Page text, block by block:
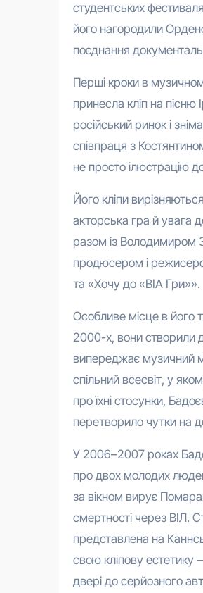
студентських
його нагородили
поєднання
Перші кроки в
принесла кліп на
російський ринок і
співпраця з
не просто ілюстрацію
Його кліпи
акторська гра й увага
разом із Володимиром
продюсером і
та «Хочу до «ВІА Гри»».
Особливе місце в його
2000-х, вони створили
випереджає музичний
спільний всесвіт, у
про їхні стосунки,
перетворило чутки на
У 2006–2007 роках
про двох молодих
за вікном вирує
смертності через ВІЛ.
представлена на
свою кліпову естетику
двері до серйозного